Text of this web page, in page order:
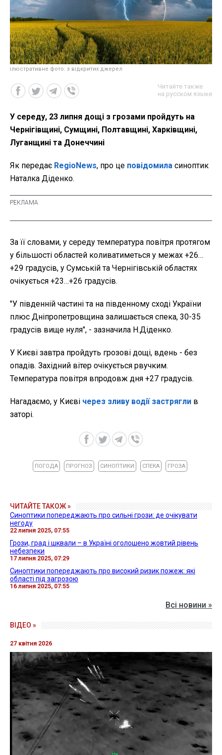
ілюстративне фото: з відкритих джерел
Читайте также
на русском языке
У середу, 23 липня дощі з грозами пройдуть на
Чернігівщині, Сумщині, Полтавщині, Харківщині,
Луганщині та Донеччині
Як передає RegioNews, про це повідомила синоптик
Наталка Діденко.
За її словами, у середу температура повітря протягом
у більшості областей коливатиметься у межах +26…
+29 градусів, у Сумській та Чернігівській областях
очікується +23…+26 градусів.
"У південній частині та на південному сході України
плюс Дніпропетровщина залишається спека, 30-35
градусів вище нуля", - зазначила Н.Діденко.
У Києві завтра пройдуть грозові дощі, вдень - без
опадів. Західний вітер очікується рвучким.
Температура повітря впродовж дня +27 градусів.
Нагадаємо, у Києві через зливу водії застрягли в
заторі.
ПОГОДА ПРОГНОЗ СИНОПТИКИ СПЕКА ГРОЗА
ЧИТАЙТЕ ТАКОЖ »
Синоптики попереджають про сильні грози: де очікувати
негоду
22 липня 2025, 07:55
Грози, град і шквали – в Україні оголошено жовтий рівень
небезпеки
17 липня 2025, 07:29
Синоптики попереджають про високий ризик пожеж: які
області під загрозою
16 липня 2025, 07:55
Всі новини »
ВІДЕО »
27 квітня 2026